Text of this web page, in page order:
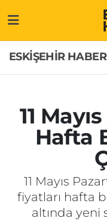
ESKİŞEHİR HABER
11
Hafta
11 Mayıs
fiyatları hafta
altında yeni
GÜNDEM
ASAYİŞ
SİYASET
SAĞLIK
Hakkımızda
İletişim
Künye
Odunpazarı
Süper Lig
Tüm
Son Dakika
Haber Arşivi